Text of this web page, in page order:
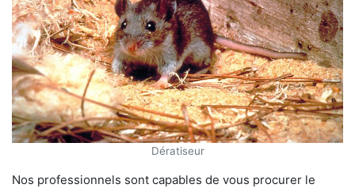
Dératiseur
Nos professionnels sont capables de vous procurer le